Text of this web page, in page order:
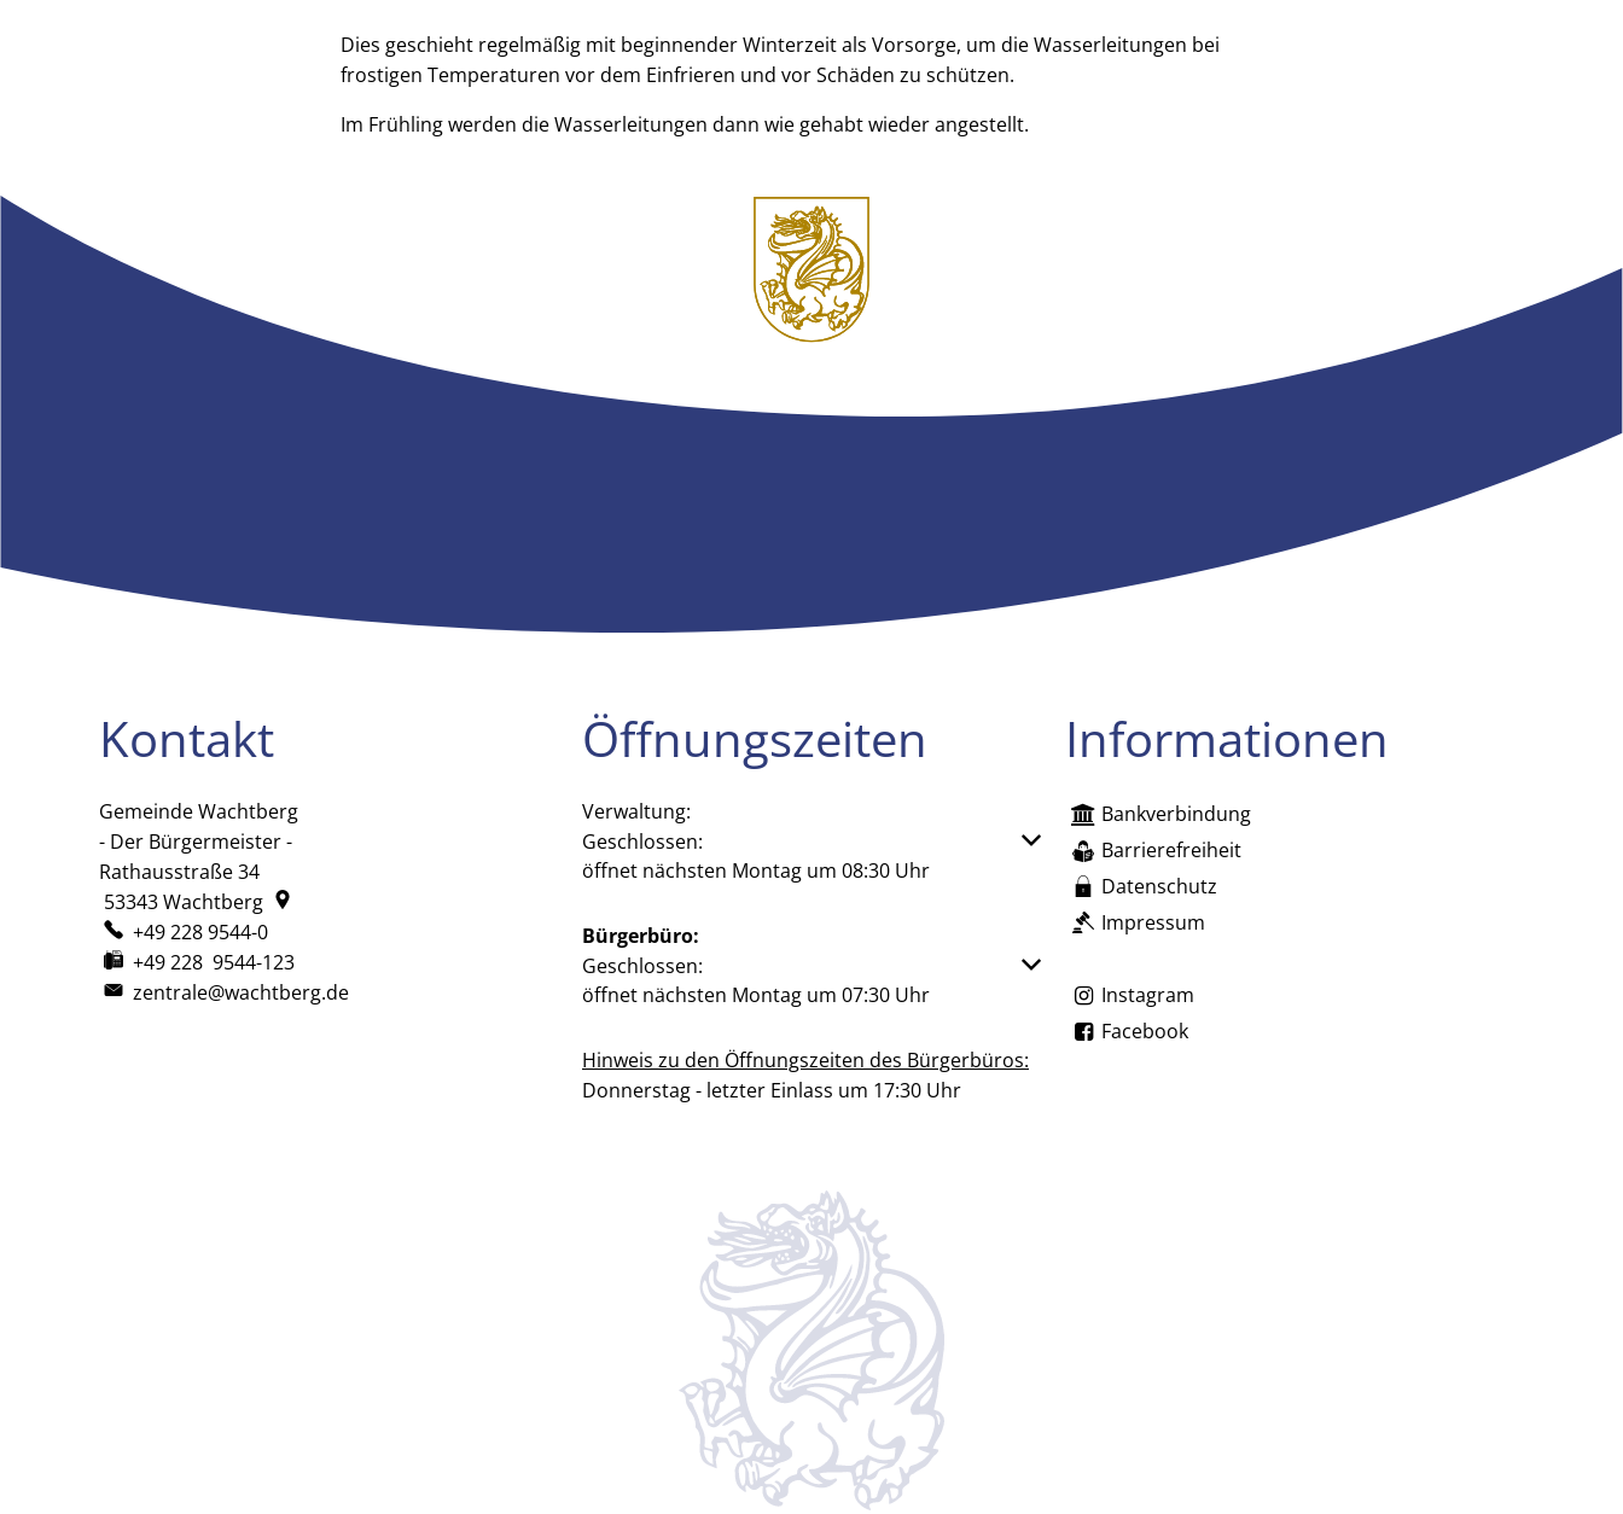
Dies geschieht regelmäßig mit beginnender Winterzeit als Vorsorge, um die Wasserleitungen bei
frostigen Temperaturen vor dem Einfrieren und vor Schäden zu schützen.
Im Frühling werden die Wasserleitungen dann wie gehabt wieder angestellt.
Kontakt
Gemeinde Wachtberg
- Der Bürgermeister -
Rathausstraße 34
53343Wachtberg
+49 228 9544-0
+49 228 9544-123
zentrale@wachtberg.de
Öffnungszeiten
Verwaltung:
Klicken, um weitere Öffnungs- oder Schließzeiten auszublenden
Geschlossen:
öffnet nächsten Montag um 08:30 Uhr
Bürgerbüro:
Klicken, um weitere Öffnungs- oder Schließzeiten auszublenden
Geschlossen:
öffnet nächsten Montag um 07:30 Uhr
Hinweis zu den Öffnungszeiten des Bürgerbüros:
Donnerstag - letzter Einlass um 17:30 Uhr
Informationen
Bankverbindung
Barrierefreiheit
Datenschutz
Impressum
Instagram
Facebook